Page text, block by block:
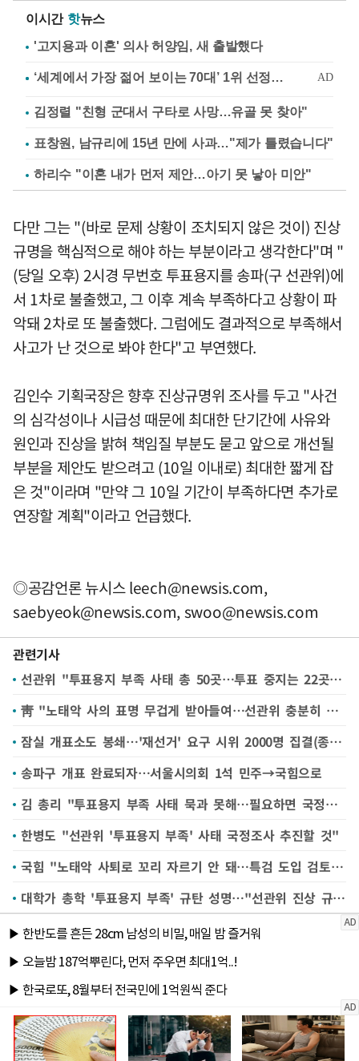
이시간 핫뉴스
'고지용과 이혼' 의사 허양임, 새 출발했다
김정렬 "친형 군대서 구타로 사망…유골 못 찾아"
표창원, 남규리에 15년 만에 사과…"제가 틀렸습니다"
하리수 "이혼 내가 먼저 제안…아기 못 낳아 미안"
다만 그는 "(바로 문제 상황이 조치되지 않은 것이) 진상
규명을 핵심적으로 해야 하는 부분이라고 생각한다"며 "
(당일 오후) 2시경 무번호 투표용지를 송파(구 선관위)에
서 1차로 불출했고, 그 이후 계속 부족하다고 상황이 파
악돼 2차로 또 불출했다. 그럼에도 결과적으로 부족해서
사고가 난 것으로 봐야 한다"고 부연했다.
김인수 기획국장은 향후 진상규명위 조사를 두고 "사건
의 심각성이나 시급성 때문에 최대한 단기간에 사유와
원인과 진상을 밝혀 책임질 부분도 묻고 앞으로 개선될
부분을 제안도 받으려고 (10일 이내로) 최대한 짧게 잡
은 것"이라며 "만약 그 10일 기간이 부족하다면 추가로
연장할 계획"이라고 언급했다.
◎공감언론 뉴시스leech@newsis.com,
saebyeok@newsis.com,swoo@newsis.com
관련기사
선관위 "투표용지 부족 사태 총 50곳…투표 중지는 22곳서 발생"
靑 "노태악 사의 표명 무겁게 받아들여…선관위 충분히 소명해야"
잠실 개표소도 봉쇄…'재선거' 요구 시위 2000명 집결(종합2보)
송파구 개표 완료되자…서울시의회 1석 민주→국힘으로
김 총리 "투표용지 부족 사태 묵과 못해…필요하면 국정조사나 특검 해야"
한병도 "선관위 '투표용지 부족' 사태 국정조사 추진할 것"
국힘 "노태악 사퇴로 꼬리 자르기 안 돼…특검 도입 검토해야"
대학가 총학 '투표용지 부족' 규탄 성명…"선관위 진상 규명하라"(종합)